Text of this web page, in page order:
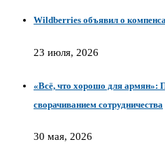
Wildberries объявил о
23 июля, 2026
«Всё, что хорошо для армян»:
сворачиванием сотрудничества
30 мая, 2026